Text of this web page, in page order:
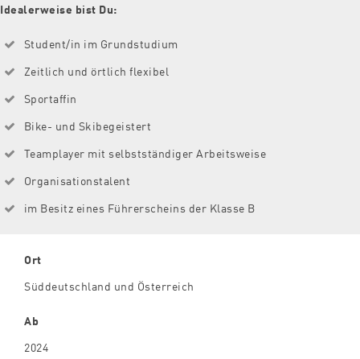
Idealerweise bist Du:
Student/in im Grundstudium
Zeitlich und örtlich flexibel
Sportaffin
Bike- und Skibegeistert
Teamplayer mit selbstständiger Arbeitsweise
Organisationstalent
im Besitz eines Führerscheins der Klasse B
Ort
Süddeutschland und Österreich
Ab
2024